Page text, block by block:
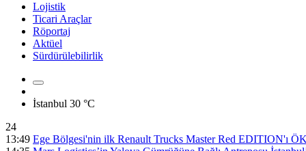
Lojistik
Ticari Araçlar
Röportaj
Aktüel
Sürdürülebilirlik
İstanbul 30 °C
24
13:49 Ege Bölgesi'nin ilk Renault Trucks Master Red EDITION'ı